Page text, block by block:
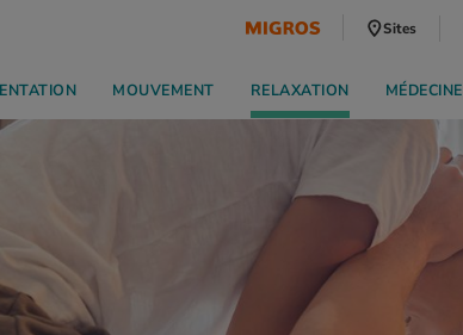
Sites
MOUVEMENT RELAXATION MÉDECINE